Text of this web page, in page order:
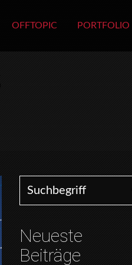
OFFTOPIC PORTFOLIO
Search for:
Neueste
Beiträge